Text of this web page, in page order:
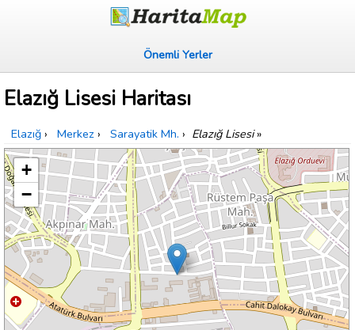
Önemli Yerler
Elazığ Lisesi Haritası
Elazığ › Merkez › Sarayatik Mh. › Elazığ Lisesi»
+
−